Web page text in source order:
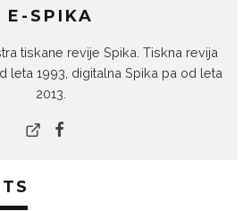
E-SPIKA
tiskane revije Spika. Tiskna revija
leta 1993, digitalna Spika pa od leta
2013.